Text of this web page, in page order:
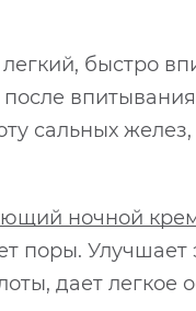
легкий, быстро
сальных
ночной
поры. Улучшает
дает легкое